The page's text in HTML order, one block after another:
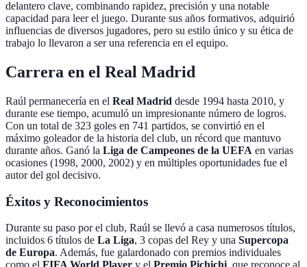
delantero clave, combinando rapidez, precisión y una notable
capacidad para leer el juego. Durante sus años formativos, adquirió
influencias de diversos jugadores, pero su estilo único y su ética de
trabajo lo llevaron a ser una referencia en el equipo.
Carrera en el Real Madrid
Raúl permanecería en el Real Madrid desde 1994 hasta 2010, y
durante ese tiempo, acumuló un impresionante número de logros.
Con un total de 323 goles en 741 partidos, se convirtió en el
máximo goleador de la historia del club, un récord que mantuvo
durante años. Ganó la Liga de Campeones de la UEFA en varias
ocasiones (1998, 2000, 2002) y en múltiples oportunidades fue el
autor del gol decisivo.
Éxitos y Reconocimientos
Durante su paso por el club, Raúl se llevó a casa numerosos títulos,
incluidos 6 títulos de La Liga, 3 copas del Rey y una Supercopa
de Europa. Además, fue galardonado con premios individuales